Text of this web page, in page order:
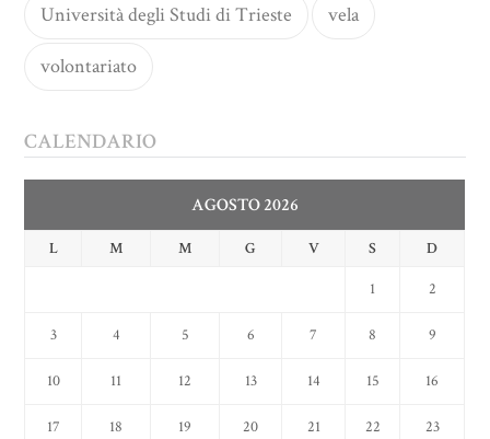
Università degli Studi di Trieste vela
volontariato
CALENDARIO
AGOSTO 2026
L M M G V S D
1 2
3 4 5 6 7 8 9
10 11 12 13 14 15 16
17 18 19 20 21 22 23